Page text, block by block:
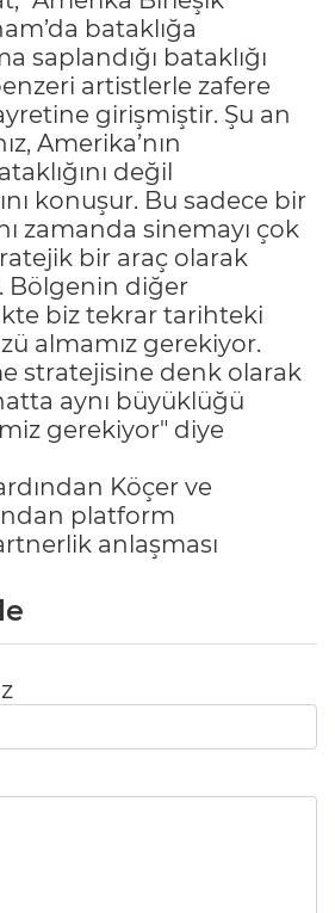
bataklığa
saplandığı bataklığı
artistlerle zafere
girişmiştir. Şu an
Amerika’nın
değil
konuşur. Bu sadece bir
zamanda sinemayı çok
bir araç olarak
Bölgenin diğer
biz tekrar tarihteki
almamız gerekiyor.
stratejisine denk olarak
aynı büyüklüğü
gerekiyor" diye
Köçer ve
platform
anlaşması